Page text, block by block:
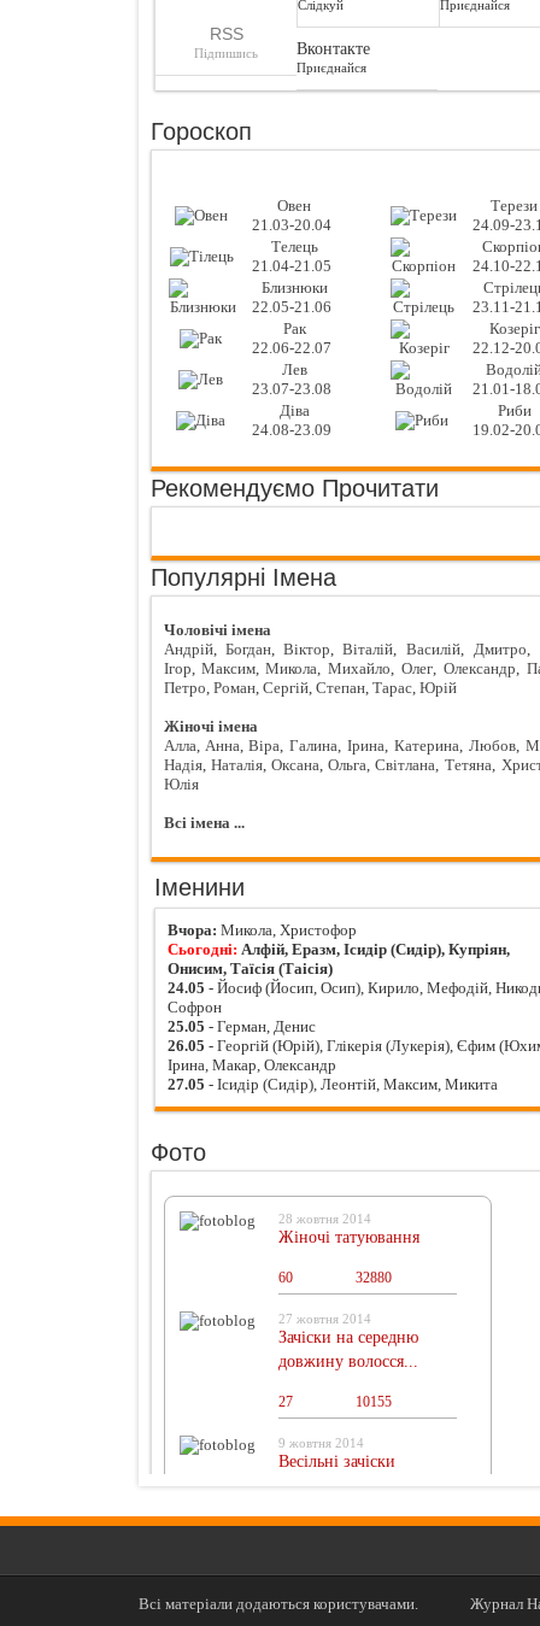
RSS
Підпишись
Слідкуй Приєднайся
Вконтакте
Приєднайся
Гороскоп
Овен
21.03-20.04
Терези
24.09-
Телець
21.04-21.05
24.10-
Близнюки
22.05-21.06
23.11-
Рак
22.06-22.07
Козеріг
22.12-
Лев
23.07-23.08
21.01-
Діва
24.08-23.09
Риби
19.02-
Рекомендуємо Прочитати
Популярні Імена
Чоловічі імена
Андрій, Богдан, Віктор, Віталій, Василій, Дмитро,
Ігор, Максим, Микола, Михайло, Олег, Олександр,
Петро, Роман, Сергій, Степан, Тарас, Юрій
Жіночі імена
Алла, Анна, Віра, Галина, Ірина, Катерина, Любов,
Надія, Наталія, Оксана, Ольга, Світлана, Тетяна,
Юлія
Всі імена ...
Іменини
Вчора: Микола, Христофор
Сьогодні: Алфій, Еразм, Ісидір (Сидір), Купріян,
Онисим, Таїсія (Таісія)
24.05 - Йосиф (Йосип, Осип), Кирило, Мефодій,
Софрон
25.05 - Герман, Денис
26.05 - Георгій (Юрій), Глікерія (Лукерія), Єфим
Ірина, Макар, Олександр
27.05 - Ісидір (Сидір), Леонтій, Максим, Микита
Фото
28 жовтня 2014
Жіночі татуювання
60 32880
27 жовтня 2014
Зачіски на середню
довжину волосся...
27 10155
9 жовтня 2014
Весільні зачіски
Всі матеріали додаються користувачами. Журнал